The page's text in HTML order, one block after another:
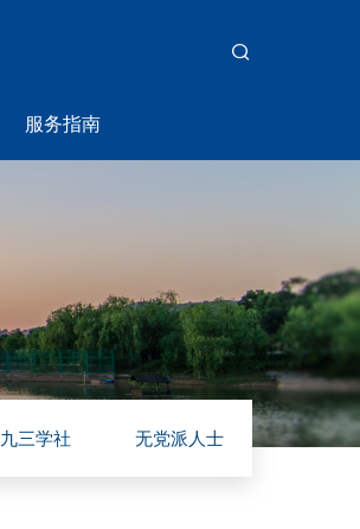
服务指南
九三学社 无党派人士